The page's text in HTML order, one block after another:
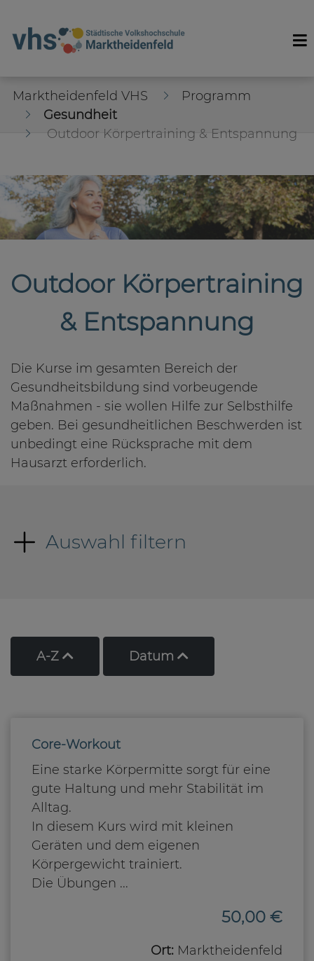
Marktheidenfeld VHS
Programm
Gesundheit
Outdoor Körpertraining & Entspannung
Outdoor Körpertraining
& Entspannung
Die Kurse im gesamten Bereich der
Gesundheitsbildung sind vorbeugende
Maßnahmen - sie wollen Hilfe zur Selbsthilfe
geben. Bei gesundheitlichen Beschwerden ist
unbedingt eine Rücksprache mit dem
Hausarzt erforderlich.
Auswahl filtern
A-Z Kurse nach Titel aufsteigend sortieren
Datum
Core-Workout
Eine starke Körpermitte sorgt für eine
gute Haltung und mehr Stabilität im
Alltag.
In diesem Kurs wird mit kleinen
Geräten und dem eigenen
Körpergewicht trainiert.
Die Übungen ...
50,00 €
Ort: Marktheidenfeld